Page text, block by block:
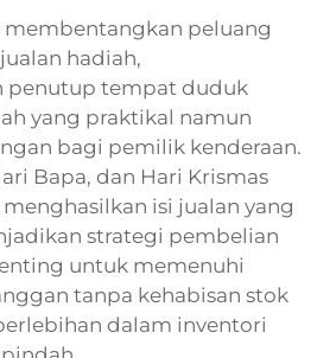
membentangkan peluang
hadiah,
penutup tempat duduk
yang praktikal namun
bagi pemilik kenderaan.
Bapa, dan Hari Krismas
isi jualan yang
strategi pembelian
untuk memenuhi
tanpa kehabisan stok
dalam inventori